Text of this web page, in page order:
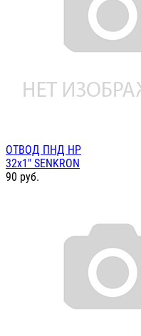
ОТВОД ПНД НР
32х1" SENKRON
90 руб.